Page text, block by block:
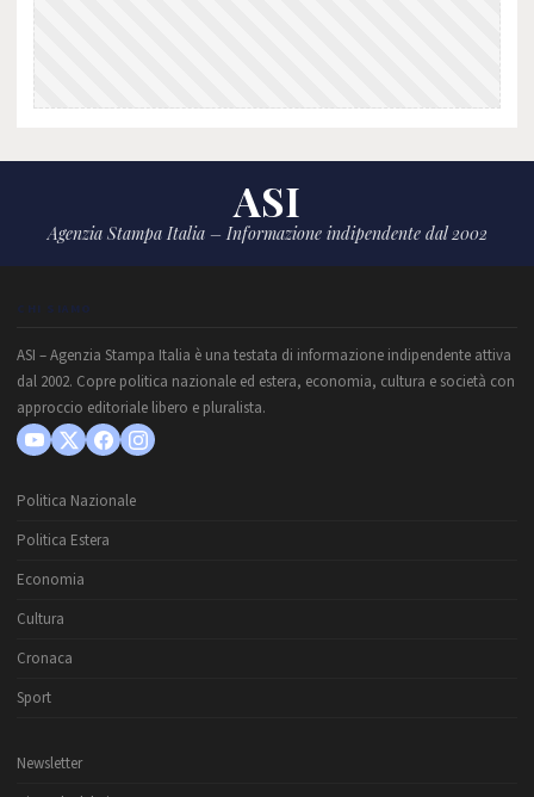
ASI
Agenzia Stampa Italia – Informazione indipendente dal 2002
CHI SIAMO
ASI – Agenzia Stampa Italia è una testata di informazione indipendente attiva
dal 2002. Copre politica nazionale ed estera, economia, cultura e società con
approccio editoriale libero e pluralista.
Politica Nazionale
Politica Estera
Economia
Cultura
Cronaca
Sport
Newsletter